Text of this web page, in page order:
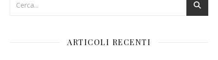
ARTICOLI RECENTI